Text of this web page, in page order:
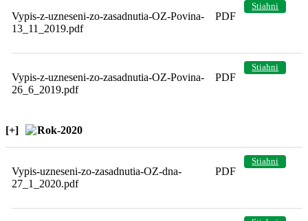
Vypis-z-uzneseni-zo-zasadnutia-OZ-Povina-
13_11_2019.pdf
PDF
Stiahni
Vypis-z-uzneseni-zo-zasadnutia-OZ-Povina-
26_6_2019.pdf
PDF
Stiahni
Rok-2020
[+]
Vypis-uzneseni-zo-zasadnutia-OZ-dna-
27_1_2020.pdf
PDF
Stiahni